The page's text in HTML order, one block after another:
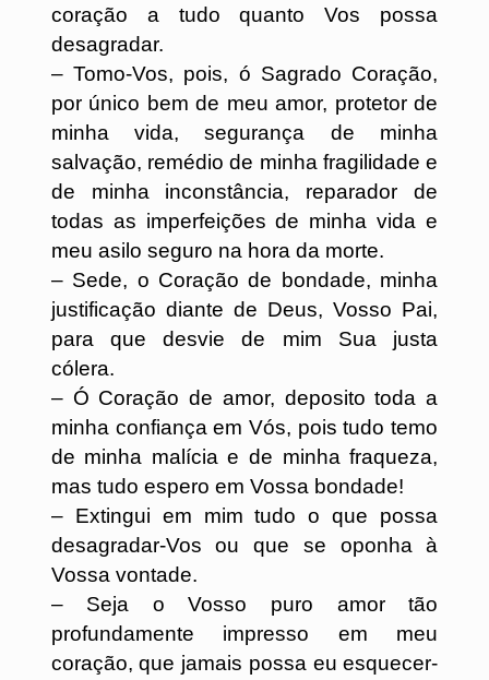
coração a tudo quanto Vos possa
desagradar.
– Tomo-Vos, pois, ó Sagrado Coração,
por único bem de meu amor, protetor de
minha vida, segurança de minha
salvação, remédio de minha fragilidade e
de minha inconstância, reparador de
todas as imperfeições de minha vida e
meu asilo seguro na hora da morte.
– Sede, o Coração de bondade, minha
justificação diante de Deus, Vosso Pai,
para que desvie de mim Sua justa
cólera.
– Ó Coração de amor, deposito toda a
minha confiança em Vós, pois tudo temo
de minha malícia e de minha fraqueza,
mas tudo espero em Vossa bondade!
– Extingui em mim tudo o que possa
desagradar-Vos ou que se oponha à
Vossa vontade.
– Seja o Vosso puro amor tão
profundamente impresso em meu
coração, que jamais possa eu esquecer-